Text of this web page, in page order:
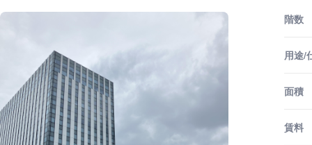
階数
用途/
面積
賃料